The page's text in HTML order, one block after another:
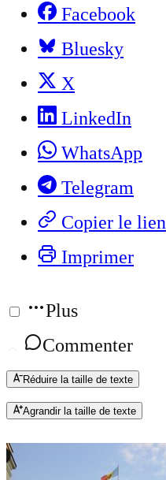
Facebook
Bluesky
X
LinkedIn
WhatsApp
Telegram
Copier le lien
Imprimer
Plus
Commenter
Réduire la taille de texte
Agrandir la taille de texte